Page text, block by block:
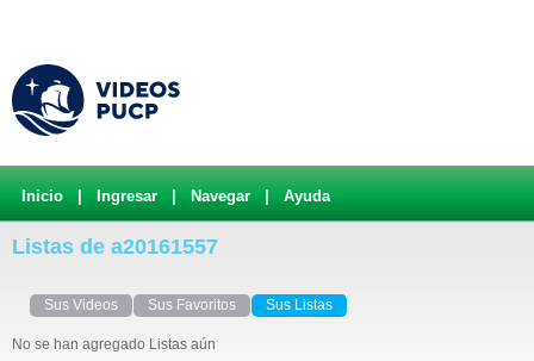
Inicio Ingresar Navegar Ayuda
Listas de a20161557
Sus Videos Sus Favoritos Sus Listas
No se han agregado Listas aún